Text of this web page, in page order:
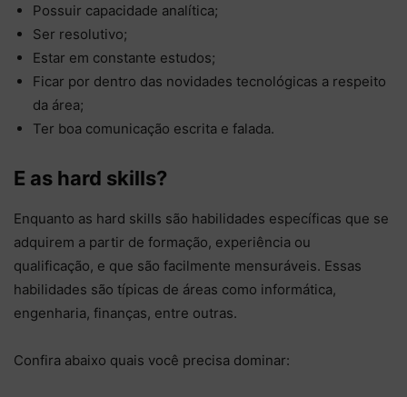
Possuir capacidade analítica;
Ser resolutivo;
Estar em constante estudos;
Ficar por dentro das novidades tecnológicas a respeito
da área;
Ter boa comunicação escrita e falada.
E as hard skills?
Enquanto as hard skills são habilidades específicas que se
adquirem a partir de formação, experiência ou
qualificação, e que são facilmente mensuráveis. Essas
habilidades são típicas de áreas como informática,
engenharia, finanças, entre outras.
Confira abaixo quais você precisa dominar: